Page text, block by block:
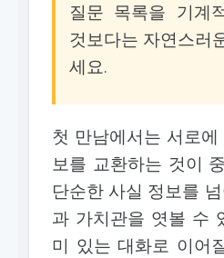
질문 목록을 기계
것보다는 자연스러
세요.
첫 만남에서는 서로
보를 교환하는 것이
단순한 사실 정보를
과 가치관을 엿볼 수
미 있는 대화로 이어